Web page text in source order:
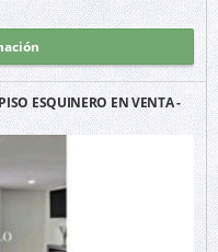
ESQUINERO EN VENTA -